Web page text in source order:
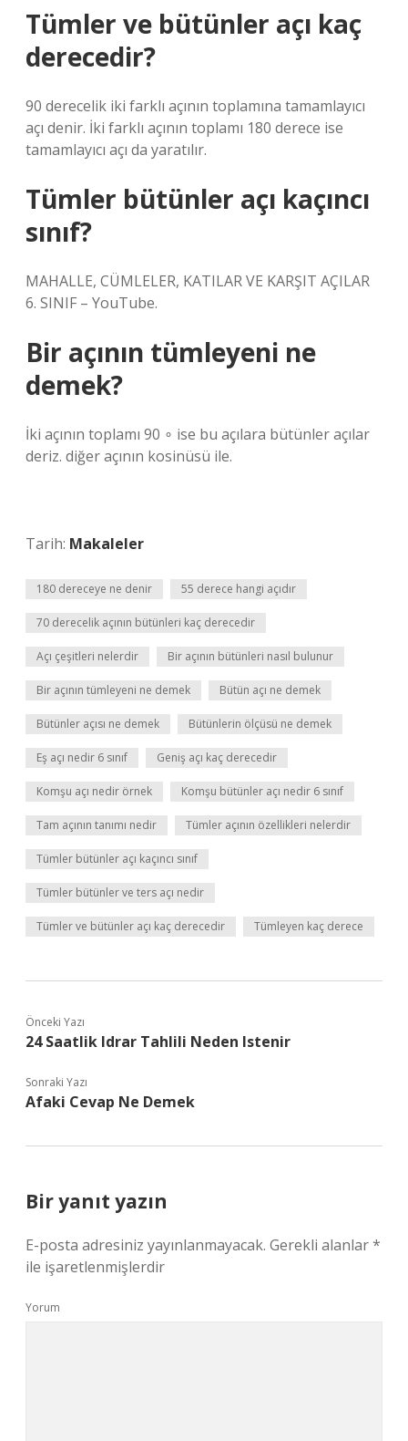
Tümler ve bütünler açı kaç
derecedir?
90 derecelik iki farklı açının toplamına tamamlayıcı
açı denir. İki farklı açının toplamı 180 derece ise
tamamlayıcı açı da yaratılır.
Tümler bütünler açı kaçıncı
sınıf?
MAHALLE, CÜMLELER, KATILAR VE KARŞIT AÇILAR
6. SINIF – YouTube.
Bir açının tümleyeni ne
demek?
İki açının toplamı 90 ∘ ise bu açılara bütünler açılar
deriz. diğer açının kosinüsü ile.
Tarih: Makaleler
180 dereceye ne denir 55 derece hangi açıdır
70 derecelik açının bütünleri kaç derecedir
Açı çeşitleri nelerdir Bir açının bütünleri nasıl bulunur
Bir açının tümleyeni ne demek Bütün açı ne demek
Bütünler açısı ne demek Bütünlerin ölçüsü ne demek
Eş açı nedir 6 sınıf Geniş açı kaç derecedir
Komşu açı nedir örnek Komşu bütünler açı nedir 6 sınıf
Tam açının tanımı nedir Tümler açının özellikleri nelerdir
Tümler bütünler açı kaçıncı sınıf
Tümler bütünler ve ters açı nedir
Tümler ve bütünler açı kaç derecedir Tümleyen kaç derece
Önceki Yazı
24 Saatlik Idrar Tahlili Neden Istenir
Sonraki Yazı
Afaki Cevap Ne Demek
Bir yanıt yazın
E-posta adresiniz yayınlanmayacak. Gerekli alanlar*
ile işaretlenmişlerdir
Yorum